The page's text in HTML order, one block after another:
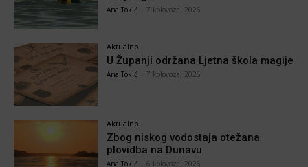
Ana Tokić 7 kolovoza, 2026
Aktualno
U Županji održana Ljetna škola magije
Ana Tokić 7 kolovoza, 2026
Aktualno
Zbog niskog vodostaja otežana
plovidba na Dunavu
Ana Tokić 6 kolovoza, 2026